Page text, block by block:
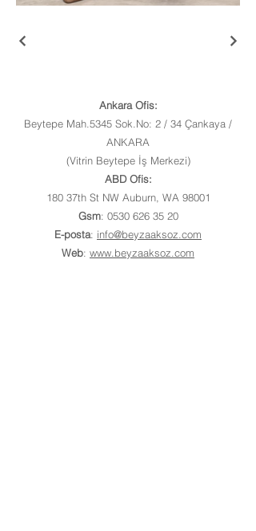
Ankara Ofis:
Beytepe Mah.5345 Sok.No: 2 / 34 Çankaya /
ANKARA
(Vitrin Beytepe İş Merkezi)
ABD Ofis:
180 37th St NW Auburn, WA 98001
Gsm: 0530 626 35 20
E-posta: info@beyzaaksoz.com
Web: www.beyzaaksoz.com